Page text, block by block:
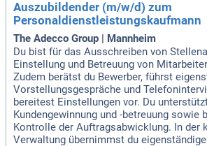
Auszubildender (m/w/d) zum
Personaldienstleistungskaufmann
The Adecco Group | Mannheim
Du bist für das Ausschreiben von
Einstellung und Betreuung von
Zudem berätst du Bewerber, führst
Vorstellungsgespräche und
bereitest Einstellungen vor. Du
Kundengewinnung und -betreuung sowie
Kontrolle der Auftragsabwicklung. In der
Verwaltung übernimmst du